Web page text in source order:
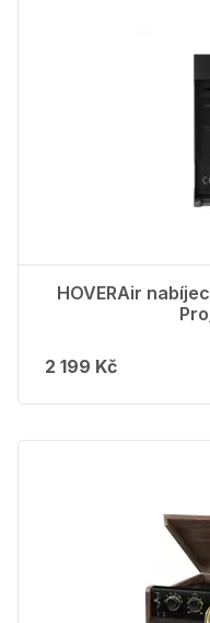
HOVERAir
2 199 Kč